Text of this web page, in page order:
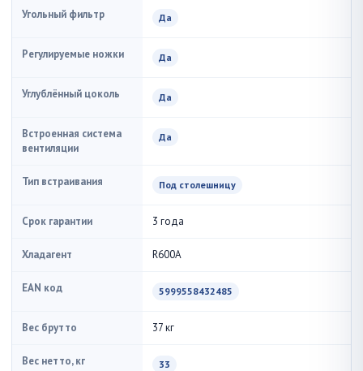
Угольный фильтр Да
Регулируемые ножки Да
Углублённый цоколь Да
Встроенная система
вентиляции
Да
Тип встраивания Под столешницу
Срок гарантии 3 года
Хладагент R600A
EAN код 5999558432485
Вес брутто 37 кг
Вес нетто, кг 33